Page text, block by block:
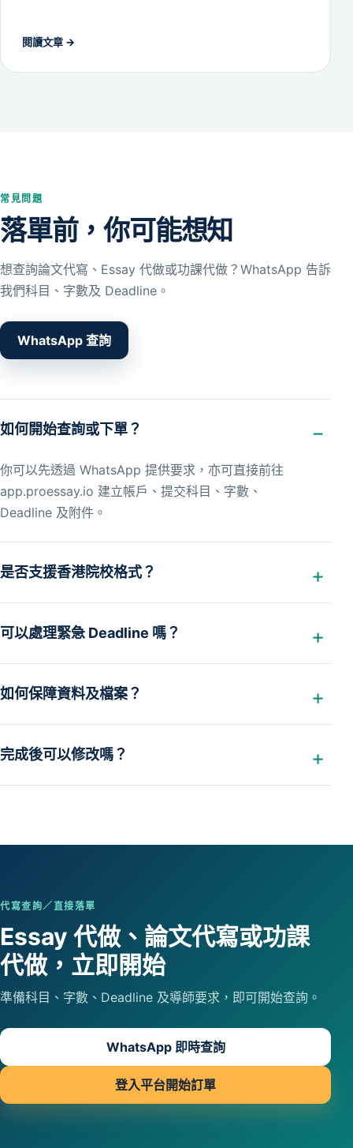
閱讀文章 →
常見問題
落單前，你可能想知
想查詢論文代寫、Essay 代做或功課代做？WhatsApp 告訴
我們科目、字數及 Deadline。
WhatsApp 查詢
如何開始查詢或下單？
你可以先透過 WhatsApp 提供要求，亦可直接前往
app.proessay.io 建立帳戶、提交科目、字數、
Deadline 及附件。
是否支援香港院校格式？
可以處理緊急 Deadline 嗎？
如何保障資料及檔案？
完成後可以修改嗎？
代寫查詢／直接落單
Essay 代做、論文代寫或功課
代做，立即開始
準備科目、字數、Deadline 及導師要求，即可開始查詢。
WhatsApp 即時查詢
登入平台開始訂單